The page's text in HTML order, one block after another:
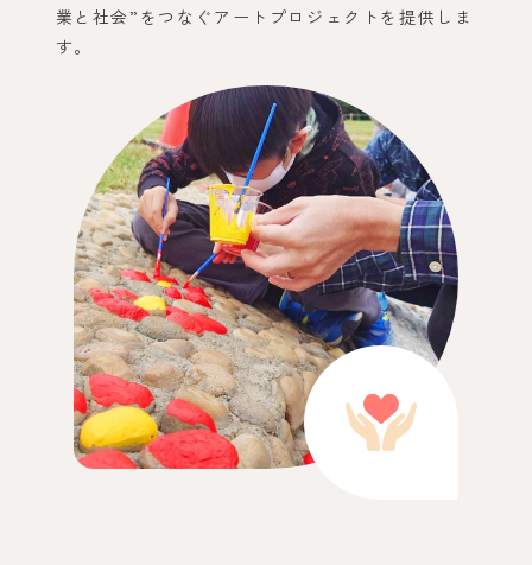
業と社会”をつなぐ アートプロジェクトを提供しま
す。